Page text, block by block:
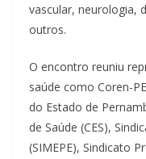
vascular, neurologia,
outros.
O encontro reuniu
saúde como Coren-
do Estado de
de Saúde (CES),
(SIMEPE), Sindicato